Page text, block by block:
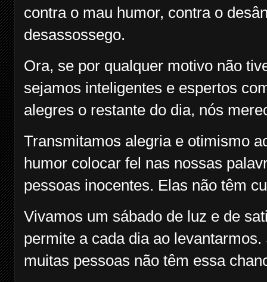
contra o mau humor, contra o
desassossego.
Ora, se por qualquer motivo não
sejamos inteligentes e espertos
alegres o restante do dia, nós
Transmitamos alegria e otimismo
humor colocar fel nas nossas
pessoas inocentes. Elas não têm
Vivamos um sábado de luz e de
permite a cada dia ao
muitas pessoas não têm essa